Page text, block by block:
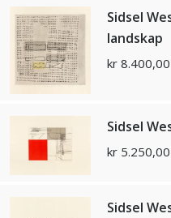
Sidsel
landskap
kr 8.400,00
Sidsel
kr 5.250,00
Sidsel